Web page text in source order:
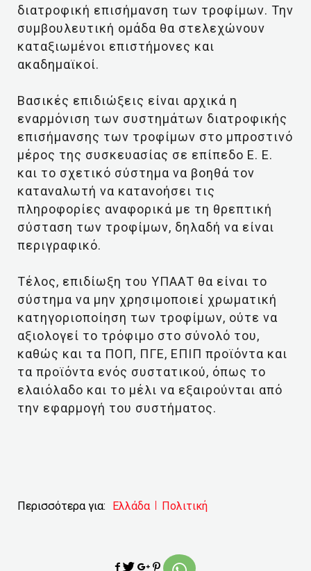
διατροφική επισήμανση των τροφίμων. Την
συμβουλευτική ομάδα θα στελεχώνουν
καταξιωμένοι επιστήμονες και
ακαδημαϊκοί.
Βασικές επιδιώξεις είναι αρχικά η
εναρμόνιση των συστημάτων διατροφικής
επισήμανσης των τροφίμων στο μπροστινό
μέρος της συσκευασίας σε επίπεδο Ε. Ε.
και το σχετικό σύστημα να βοηθά τον
καταναλωτή να κατανοήσει τις
πληροφορίες αναφορικά με τη θρεπτική
σύσταση των τροφίμων, δηλαδή να είναι
περιγραφικό.
Τέλος, επιδίωξη του ΥΠΑΑΤ θα είναι το
σύστημα να μην χρησιμοποιεί χρωματική
κατηγοριοποίηση των τροφίμων, ούτε να
αξιολογεί το τρόφιμο στο σύνολό του,
καθώς και τα ΠΟΠ, ΠΓΕ, ΕΠΙΠ προϊόντα και
τα προϊόντα ενός συστατικού, όπως το
ελαιόλαδο και το μέλι να εξαιρούνται από
την εφαρμογή του συστήματος.
Περισσότερα για: Ελλάδα Πολιτική